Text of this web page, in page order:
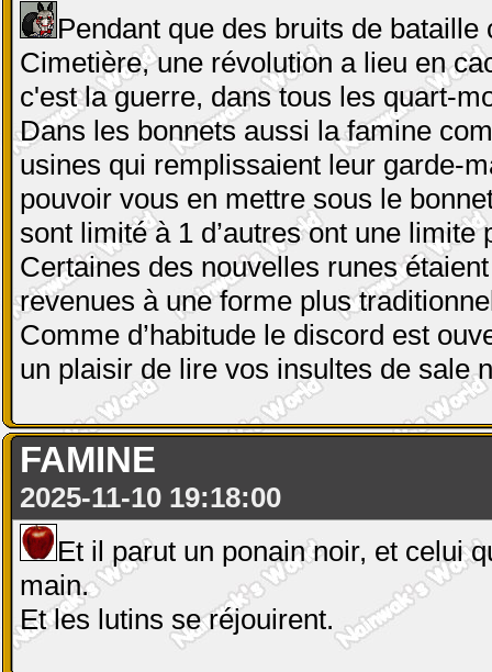
Pendant que des bruits de
Cimetière, une révolution a lieu en
c'est la guerre, dans tous les quart-
Dans les bonnets aussi la famine
usines qui remplissaient leur garde-
pouvoir vous en mettre sous le
sont limité à 1 d’autres ont une limite
Certaines des nouvelles runes
revenues à une forme plus
Comme d’habitude le discord est
un plaisir de lire vos insultes de sale
FAMINE
2025-11-10 19:18:00
Et il parut un ponain noir, et celui
main.
Et les lutins se réjouirent.